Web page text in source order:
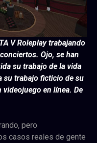
V Roleplay trabajando
Ojo, se han
su trabajo de la vida
su trabajo ficticio de su
en línea. De
pero
casos reales de gente